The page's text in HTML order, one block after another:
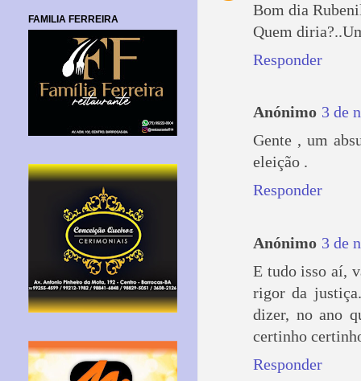
Bom dia
Quem
Responder
Anónimo 3 de
Gente , um
eleição .
Responder
Anónimo 3 de
E tudo isso aí,
rigor da
dizer, no ano
certinho
Responder
FAMILIA FERREIRA